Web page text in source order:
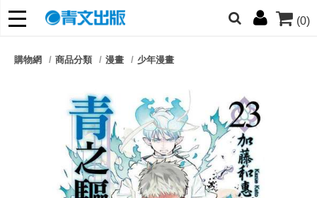
(0)
朋友們，提高警覺！
購物網 商品分類 漫畫 少年漫畫